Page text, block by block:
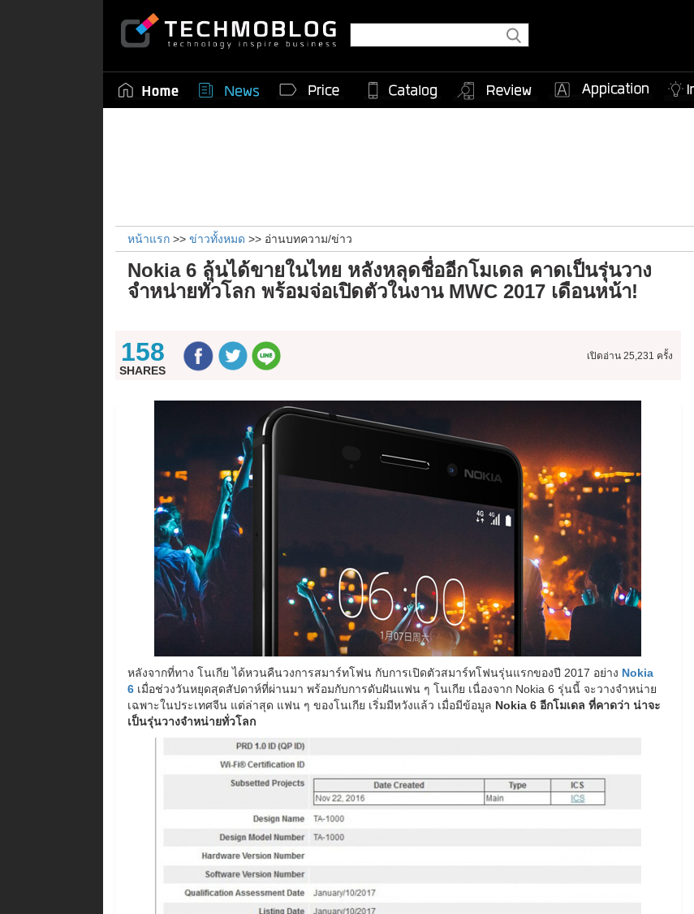
หน้าแรก >> ข่าวทั้งหมด >> อ่านบทความ/ข่าว
Nokia 6 ลุ้นได้ขายในไทย หลังหลุดชื่ออีกโมเดล คาดเป็นรุ่นวาง
จำหน่ายทั่วโลก พร้อมจ่อเปิดตัวในงาน MWC 2017 เดือนหน้า!
158
SHARES
เปิดอ่าน 25,231 ครั้ง
หลังจากที่ทาง โนเกีย ได้หวนคืนวงการสมาร์ทโฟน กับการเปิดตัวสมาร์ทโฟนรุ่นแรกของปี 2017 อย่าง Nokia
6 เมื่อช่วงวันหยุดสุดสัปดาห์ที่ผ่านมา พร้อมกับการดับฝันแฟน ๆ โนเกีย เนื่องจาก Nokia 6 รุ่นนี้ จะวางจำหน่าย
เฉพาะในประเทศจีน แต่ล่าสุด แฟน ๆ ของโนเกีย เริ่มมีหวังแล้ว เมื่อมีข้อมูล Nokia 6 อีกโมเดล ที่คาดว่า น่าจะ
เป็นรุ่นวางจำหน่ายทั่วโลก